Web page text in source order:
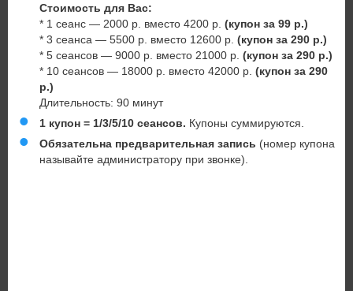
Стоимость для Вас:
* 1 сеанс — 2000 р. вместо 4200 р. (купон за 99 р.)
* 3 сеанса — 5500 р. вместо 12600 р. (купон за 290 р.)
* 5 сеансов — 9000 р. вместо 21000 р. (купон за 290 р.)
* 10 сеансов — 18000 р. вместо 42000 р. (купон за 290
р.)
Длительность: 90 минут
1 купон = 1/3/5/10 сеансов. Купоны суммируются.
Обязательна предварительная запись (номер купона
называйте администратору при звонке).